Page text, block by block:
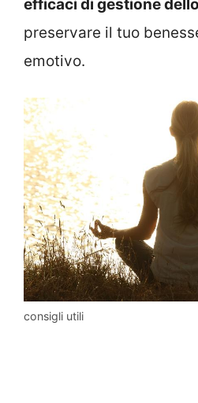
efficaci di gestione
preservare il tuo
emotivo.
consigli utili